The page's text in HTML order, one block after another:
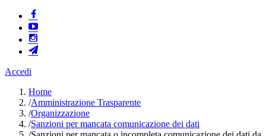
Accedi
Home
/Amministrazione Trasparente
/Organizzazione
/Sanzioni per mancata comunicazione dei dati